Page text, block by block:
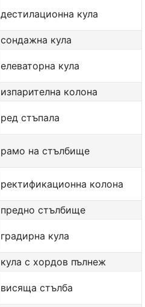
дестилационна кула
сондажна кула
елеваторна кула
изпарителна колона
ред стъпала
рамо на стълбище
ректификационна колона
предно стълбище
градирна кула
кула с хордов пълнеж
висяща стълба